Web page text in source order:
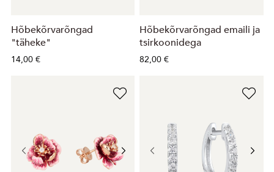
Hõbekõrvarõngad
"täheke"
14,00 €
Hõbekõrvarõngad emaili ja
tsirkoonidega
82,00 €